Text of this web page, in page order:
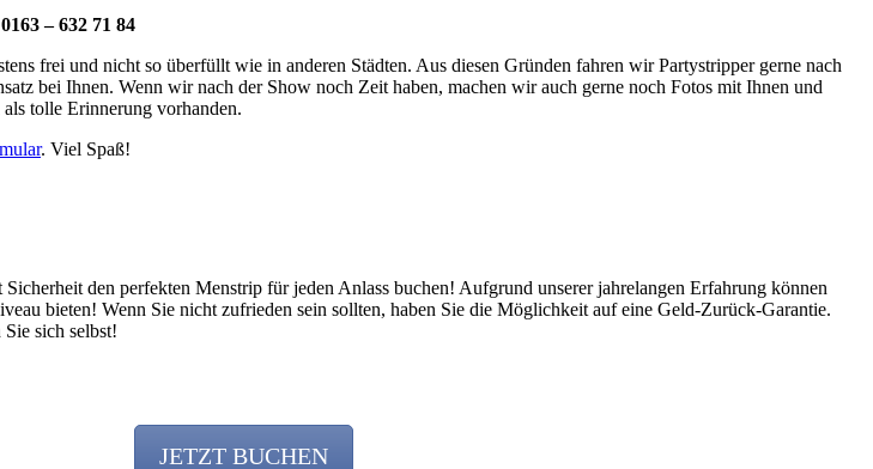
– 632 71 84
frei und nicht so überfüllt wie in anderen Städten. Aus diesen Gründen fahren wir Partystripper gerne nach
bei Ihnen. Wenn wir nach der Show noch Zeit haben, machen wir auch gerne noch Fotos mit Ihnen und
tolle Erinnerung vorhanden.
. Viel Spaß!
den perfekten Menstrip für jeden Anlass buchen! Aufgrund unserer jahrelangen Erfahrung können
bieten! Wenn Sie nicht zufrieden sein sollten, haben Sie die Möglichkeit auf eine Geld-Zurück-Garantie.
sich selbst!
JETZT BUCHEN